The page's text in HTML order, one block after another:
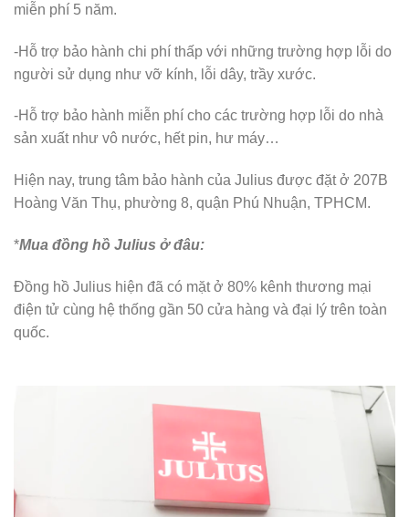
miễn phí 5 năm.
-Hỗ trợ bảo hành chi phí thấp với những trường hợp lỗi do
người sử dụng như vỡ kính, lỗi dây, trầy xước.
-Hỗ trợ bảo hành miễn phí cho các trường hợp lỗi do nhà
sản xuất như vô nước, hết pin, hư máy…
Hiện nay, trung tâm bảo hành của Julius được đặt ở 207B
Hoàng Văn Thụ, phường 8, quận Phú Nhuận, TPHCM.
*Mua đồng hồ Julius ở đâu:
Đồng hồ Julius hiện đã có mặt ở 80% kênh thương mại
điện tử cùng hệ thống gần 50 cửa hàng và đại lý trên toàn
quốc.